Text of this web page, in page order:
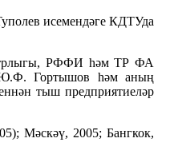
исемендәге КДТУда
РФФИ һәм ТР ФА
Ю.Ф. Гортышов һәм аның
тыш предприятиеләр
Мәскәү, 2005; Бангкок,